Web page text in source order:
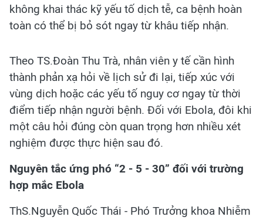
không khai thác kỹ yếu tố dịch tễ, ca bệnh hoàn
toàn có thể bị bỏ sót ngay từ khâu tiếp nhận.
Theo TS.Đoàn Thu Trà, nhân viên y tế cần hình
thành phản xạ hỏi về lịch sử đi lại, tiếp xúc với
vùng dịch hoặc các yếu tố nguy cơ ngay từ thời
điểm tiếp nhận người bệnh. Đối với Ebola, đôi khi
một câu hỏi đúng còn quan trọng hơn nhiều xét
nghiệm được thực hiện sau đó.
Nguyên tắc ứng phó “2 - 5 - 30” đối với trường
hợp mắc Ebola
ThS.Nguyễn Quốc Thái - Phó Trưởng khoa Nhiễm